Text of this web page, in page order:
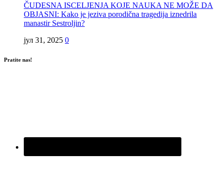
ČUDESNA ISCELJENJA KOJE NAUKA NE MOŽE DA
OBJASNI: Kako je jeziva porodična tragedija iznedrila
manastir Sestroljin?
јул 31, 2025 0
Pratite nas!